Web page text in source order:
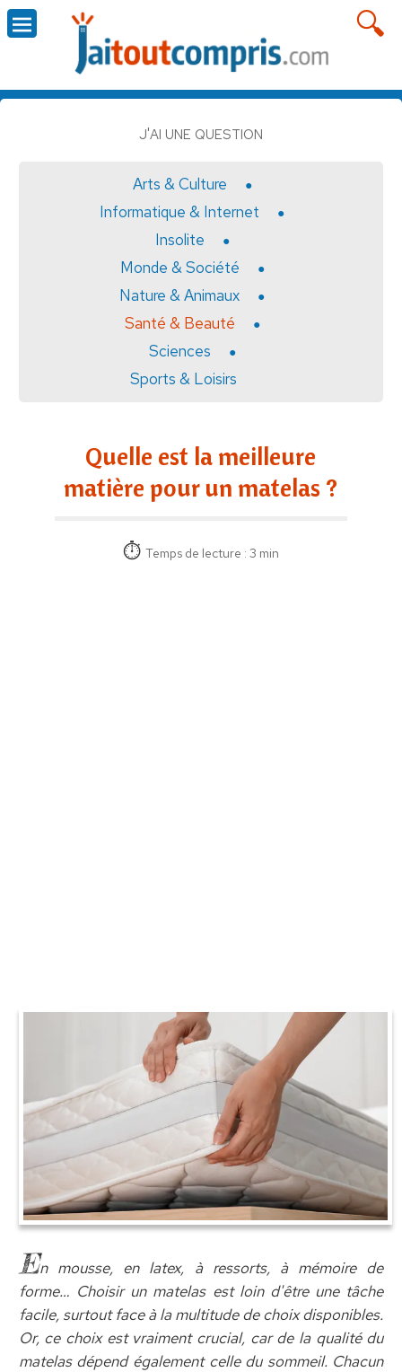
J'AI UNE QUESTION
Arts & Culture
Informatique & Internet
Insolite
Monde & Société
Nature & Animaux
Santé & Beauté
Sciences
Sports & Loisirs
Quelle est la meilleure
matière pour un matelas ?
Temps de lecture : 3 min
En mousse, en latex, à ressorts, à mémoire de
forme… Choisir un matelas est loin d'être une tâche
facile, surtout face à la multitude de choix disponibles.
Or, ce choix est vraiment crucial, car de la qualité du
matelas dépend également celle du sommeil. Chacun